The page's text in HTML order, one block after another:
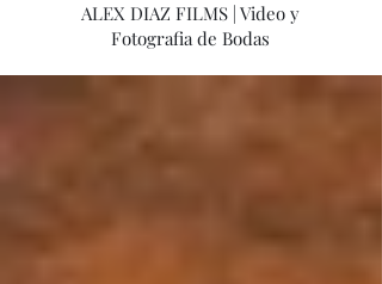
ALEX DIAZ FILMS | Video y
Fotografia de Bodas